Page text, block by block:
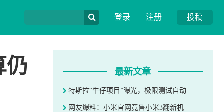
投稿
登录 | 注册
仍 最新文章
特斯拉“牛仔项目”曝光，极限测试自动
网友爆料：小米官网竟售小米3翻新机